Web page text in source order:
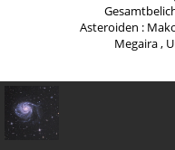
Asteroiden :
Megaira ,